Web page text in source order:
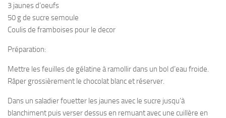
3 jaunes d’oeufs
50 g de sucre semoule
Coulis de framboises pour le decor
Préparation:
Mettre les feuilles de gélatine à ramollir dans un bol d’eau froide.
Râper grossièrement le chocolat blanc et réserver.
Dans un saladier fouetter les jaunes avec le sucre jusqu’à
blanchiment puis verser dessus en remuant avec une cuillère en